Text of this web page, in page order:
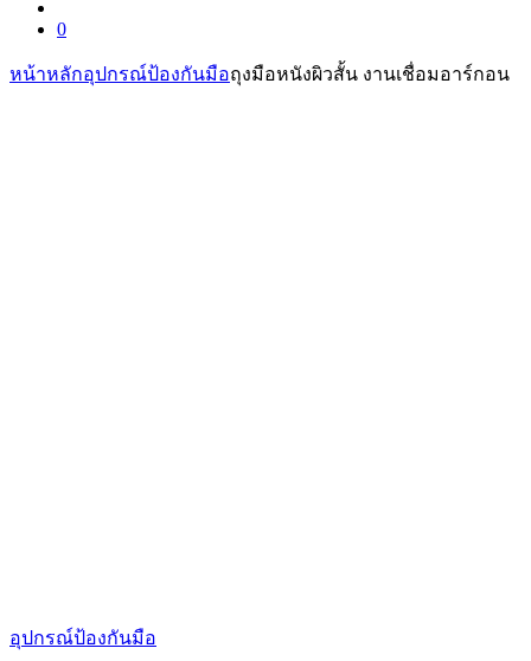
0
หน้าหลักอุปกรณ์ป้องกันมือถุงมือหนังผิวสั้น งานเชื่อมอาร์กอน
อุปกรณ์ป้องกันมือ